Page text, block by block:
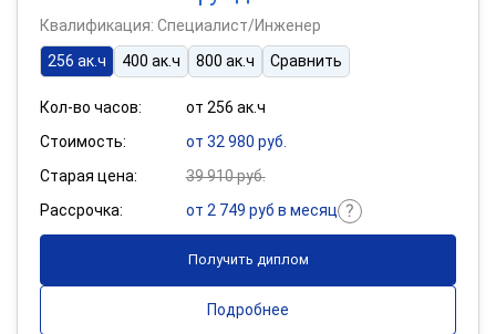
Квалификация: Специалист/Инженер
256 ак.ч
400 ак.ч 800 ак.ч Сравнить
Кол-во часов:
от 256 ак.ч
Стоимость:
от 32 980 руб.
Старая цена:
39 910 руб.
Рассрочка:
от 2 749 руб в месяц
Получить диплом
Подробнее